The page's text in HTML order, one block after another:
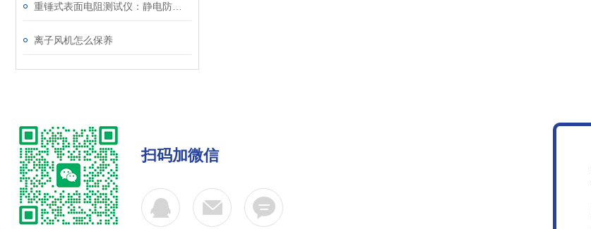
离子风机怎么保养
扫码加微信